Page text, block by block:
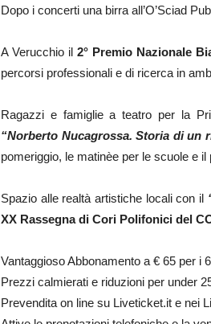
Dopo i concerti una birra all’O’Sciad
A Verucchio il2° Premio Nazionale
percorsi professionali e di ricerca in
Ragazzi e famiglie a teatro per la
“Norberto Nucagrossa. Storia di un
pomeriggio, le matinèe per le scuole e il
Spazio alle realtà artistiche locali con il
XX Rassegna di Cori Polifonici del
Vantaggioso Abbonamento a € 65 per i
Prezzi calmierati e riduzioni per under
Prevendita on line su Liveticket.it e nei